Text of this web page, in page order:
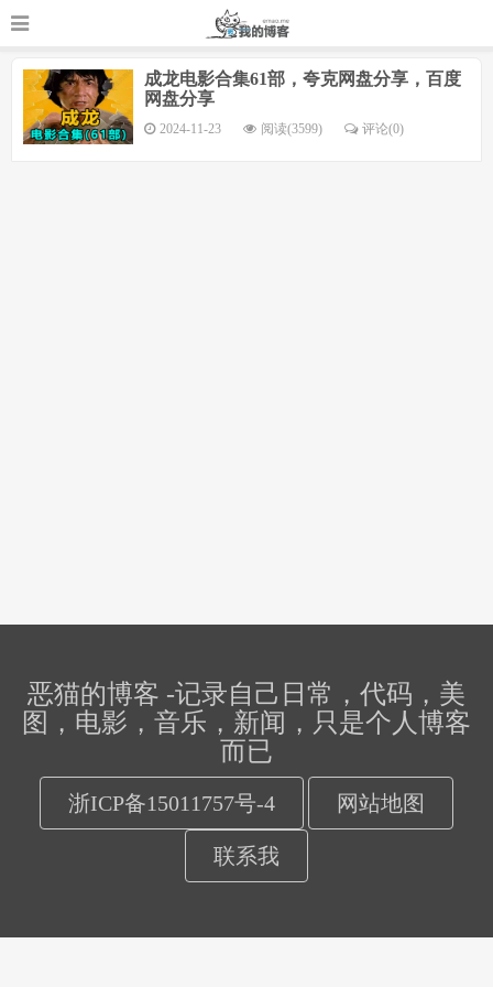
成龙电影合集61部，夸克网盘分享，百度
网盘分享
2024-11-23 阅读(3599) 评论(0)
恶猫的博客 -记录自己日常，代码，美
图，电影，音乐，新闻，只是个人博客
而已
浙ICP备15011757号-4 网站地图
联系我